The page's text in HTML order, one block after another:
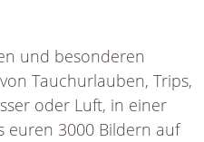
und besonderen
Tauchurlauben, Trips,
oder Luft, in einer
euren 3000 Bildern auf